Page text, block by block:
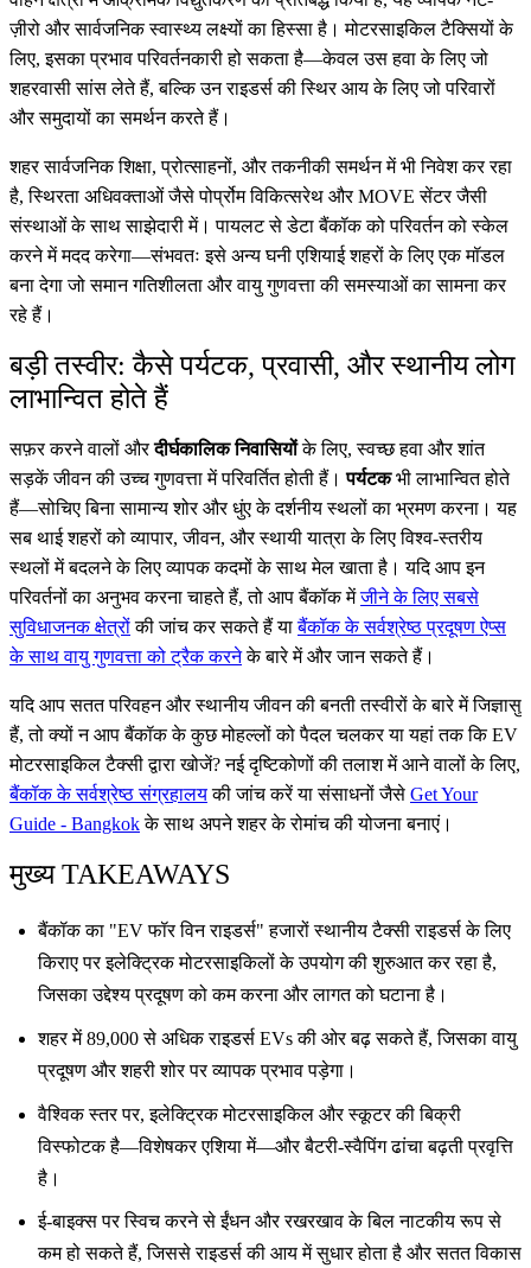
ज़ीरो और सार्वजनिक स्वास्थ्य लक्ष्यों का हिस्सा है। मोटरसाइकिल टैक्सियों के
लिए, इसका प्रभाव परिवर्तनकारी हो सकता है—केवल उस हवा के लिए जो
शहरवासी सांस लेते हैं, बल्कि उन राइडर्स की स्थिर आय के लिए जो परिवारों
और समुदायों का समर्थन करते हैं।
शहर सार्वजनिक शिक्षा, प्रोत्साहनों, और तकनीकी समर्थन में भी निवेश कर रहा
है, स्थिरता अधिवक्ताओं जैसे पोर्प्रोम विकित्सरेथ और MOVE सेंटर जैसी
संस्थाओं के साथ साझेदारी में। पायलट से डेटा बैंकॉक को परिवर्तन को स्केल
करने में मदद करेगा—संभवतः इसे अन्य घनी एशियाई शहरों के लिए एक मॉडल
बना देगा जो समान गतिशीलता और वायु गुणवत्ता की समस्याओं का सामना कर
रहे हैं।
बड़ी तस्वीर: कैसे पर्यटक, प्रवासी, और स्थानीय लोग
लाभान्वित होते हैं
सफ़र करने वालों औरदीर्घकालिक निवासियोंके लिए, स्वच्छ हवा और शांत
सड़कें जीवन की उच्च गुणवत्ता में परिवर्तित होती हैं।पर्यटकभी लाभान्वित होते
हैं—सोचिए बिना सामान्य शोर और धुंए के दर्शनीय स्थलों का भ्रमण करना। यह
सब थाई शहरों को व्यापार, जीवन, और स्थायी यात्रा के लिए विश्व-स्तरीय
स्थलों में बदलने के लिए व्यापक कदमों के साथ मेल खाता है। यदि आप इन
परिवर्तनों का अनुभव करना चाहते हैं, तो आप बैंकॉक मेंजीने के लिए सबसे
सुविधाजनक क्षेत्रोंकी जांच कर सकते हैं याबैंकॉक के सर्वश्रेष्ठ प्रदूषण ऐप्स
के साथ वायु गुणवत्ता को ट्रैक करनेके बारे में और जान सकते हैं।
यदि आप सतत परिवहन और स्थानीय जीवन की बनती तस्वीरों के बारे में जिज्ञासु
हैं, तो क्यों न आप बैंकॉक के कुछ मोहल्लों को पैदल चलकर या यहां तक कि EV
मोटरसाइकिल टैक्सी द्वारा खोजें? नई दृष्टिकोणों की तलाश में आने वालों के लिए,
बैंकॉक के सर्वश्रेष्ठ संग्रहालयकी जांच करें या संसाधनों जैसे Get Your
Guide - Bangkokके साथ अपने शहर के रोमांच की योजना बनाएं।
मुख्य TAKEAWAYS
बैंकॉक का "EV फॉर विन राइडर्स" हजारों स्थानीय टैक्सी राइडर्स के लिए
किराए पर इलेक्ट्रिक मोटरसाइकिलों के उपयोग की शुरुआत कर रहा है,
जिसका उद्देश्य प्रदूषण को कम करना और लागत को घटाना है।
शहर में 89,000 से अधिक राइडर्स EVs की ओर बढ़ सकते हैं, जिसका वायु
प्रदूषण और शहरी शोर पर व्यापक प्रभाव पड़ेगा।
वैश्विक स्तर पर, इलेक्ट्रिक मोटरसाइकिल और स्कूटर की बिक्री
विस्फोटक है—विशेषकर एशिया में—और बैटरी-स्वैपिंग ढांचा बढ़ती प्रवृत्ति
है।
ई-बाइक्स पर स्विच करने से ईंधन और रखरखाव के बिल नाटकीय रूप से
कम हो सकते हैं, जिससे राइडर्स की आय में सुधार होता है और सतत विकास